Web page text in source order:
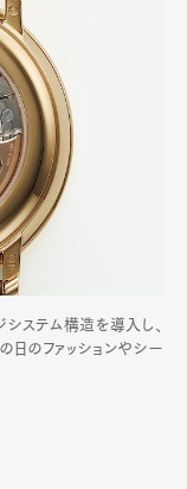
システム構造を導入し、
日のファッションやシー